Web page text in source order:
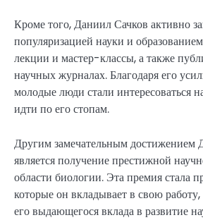
Кроме того, Даниил Сачков активно
популяризацией науки и
лекции и мастер-классы, а также
научных журналах. Благодаря его
молодые люди стали интересоваться
идти по его стопам.
Другим замечательным достижением
является получение престижной
области биологии. Эта премия стала
которые он вкладывает в свою работу,
его выдающегося вклада в развитие